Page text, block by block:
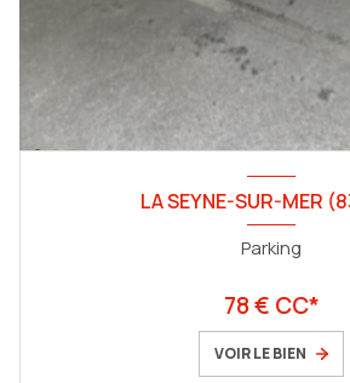
LA SEYNE-SUR-MER
Parking
78 € CC*
VOIR LE BIEN